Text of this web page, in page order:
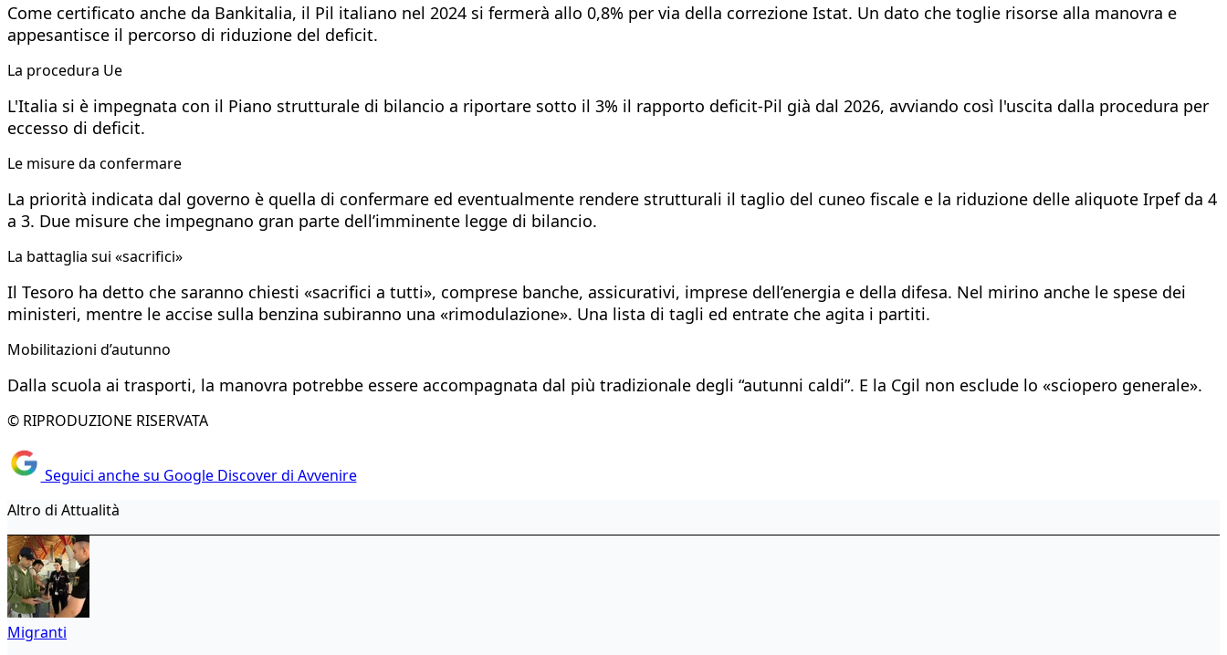
Come certificato anche da Bankitalia, il Pil italiano nel 2024 si fermerà allo 0,8% per via della correzione Istat. Un dato che toglie risorse alla manovra e
appesantisce il percorso di riduzione del deficit.
La procedura Ue
L'Italia si è impegnata con il Piano strutturale di bilancio a riportare sotto il 3% il rapporto deficit-Pil già dal 2026, avviando così l'uscita dalla procedura per
eccesso di deficit.
Le misure da confermare
La priorità indicata dal governo è quella di confermare ed eventualmente rendere strutturali il taglio del cuneo fiscale e la riduzione delle aliquote Irpef da 4
a 3. Due misure che impegnano gran parte dell’imminente legge di bilancio.
La battaglia sui «sacrifici»
Il Tesoro ha detto che saranno chiesti «sacrifici a tutti», comprese banche, assicurativi, imprese dell’energia e della difesa. Nel mirino anche le spese dei
ministeri, mentre le accise sulla benzina subiranno una «rimodulazione». Una lista di tagli ed entrate che agita i partiti.
Mobilitazioni d’autunno
Dalla scuola ai trasporti, la manovra potrebbe essere accompagnata dal più tradizionale degli “autunni caldi”. E la Cgil non esclude lo «sciopero generale».
© RIPRODUZIONE RISERVATA
Seguici anche su Google Discover di Avvenire
Altro di Attualità
Migranti